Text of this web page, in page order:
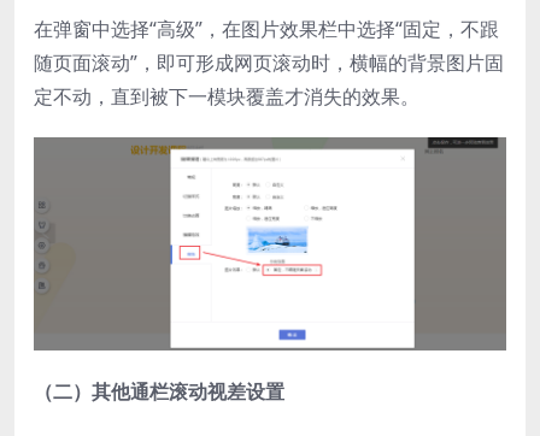
在弹窗中选择“高级”，在图片效果栏中选择“固定，不跟
随页面滚动”，即可形成网页滚动时，横幅的背景图片固
定不动，直到被下一模块覆盖才消失的效果。
（二）其他通栏滚动视差设置